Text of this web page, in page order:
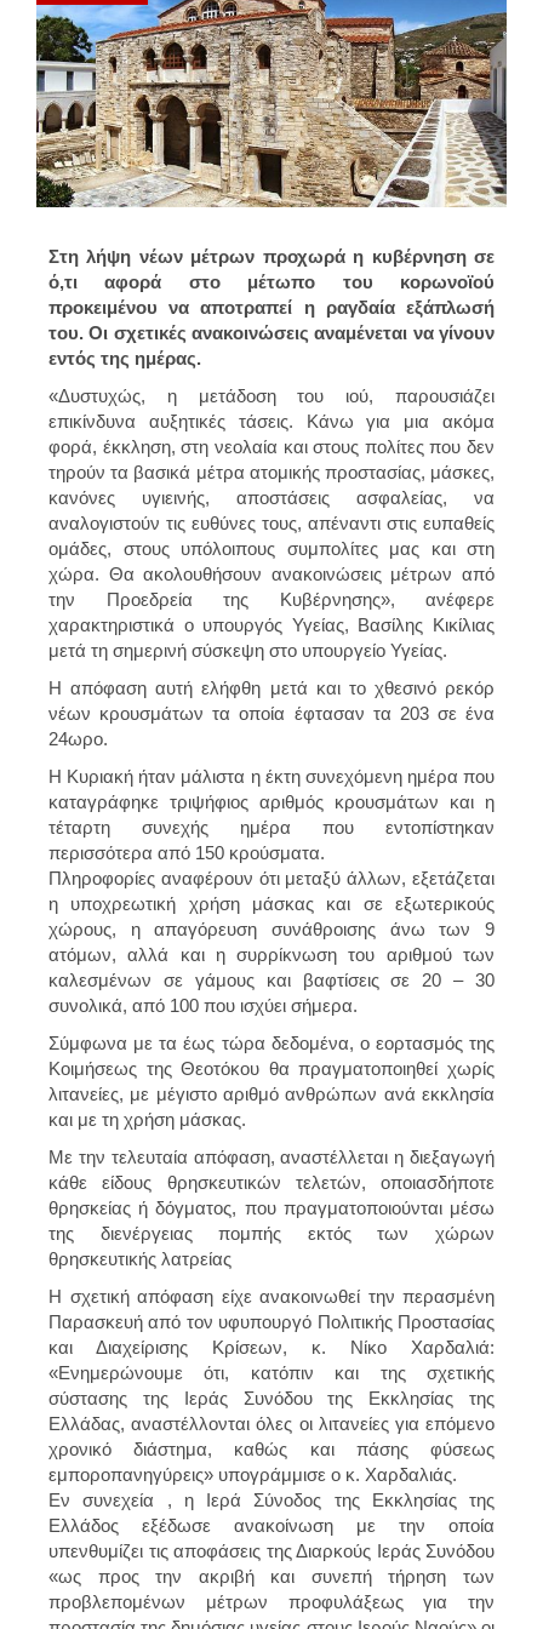
Στη λήψη νέων μέτρων προχωρά η κυβέρνηση σε
ό,τι αφορά στο μέτωπο του κορωνοϊού
προκειμένου να αποτραπεί η ραγδαία εξάπλωσή
του. Οι σχετικές ανακοινώσεις αναμένεται να γίνουν
εντός της ημέρας.
«Δυστυχώς, η μετάδοση του ιού, παρουσιάζει
επικίνδυνα αυξητικές τάσεις. Κάνω για μια ακόμα
φορά, έκκληση, στη νεολαία και στους πολίτες που δεν
τηρούν τα βασικά μέτρα ατομικής προστασίας, μάσκες,
κανόνες υγιεινής, αποστάσεις ασφαλείας, να
αναλογιστούν τις ευθύνες τους, απέναντι στις ευπαθείς
ομάδες, στους υπόλοιπους συμπολίτες μας και στη
χώρα. Θα ακολουθήσουν ανακοινώσεις μέτρων από
την Προεδρεία της Κυβέρνησης», ανέφερε
χαρακτηριστικά ο υπουργός Υγείας, Βασίλης Κικίλιας
μετά τη σημερινή σύσκεψη στο υπουργείο Υγείας.
Η απόφαση αυτή ελήφθη μετά και το χθεσινό ρεκόρ
νέων κρουσμάτων τα οποία έφτασαν τα 203 σε ένα
24ωρο.
Η Κυριακή ήταν μάλιστα η έκτη συνεχόμενη ημέρα που
καταγράφηκε τριψήφιος αριθμός κρουσμάτων και η
τέταρτη συνεχής ημέρα που εντοπίστηκαν
περισσότερα από 150 κρούσματα.
Πληροφορίες αναφέρουν ότι μεταξύ άλλων, εξετάζεται
η υποχρεωτική χρήση μάσκας και σε εξωτερικούς
χώρους, η απαγόρευση συνάθροισης άνω των 9
ατόμων, αλλά και η συρρίκνωση του αριθμού των
καλεσμένων σε γάμους και βαφτίσεις σε 20 – 30
συνολικά, από 100 που ισχύει σήμερα.
Σύμφωνα με τα έως τώρα δεδομένα, ο εορτασμός της
Κοιμήσεως της Θεοτόκου θα πραγματοποιηθεί χωρίς
λιτανείες, με μέγιστο αριθμό ανθρώπων ανά εκκλησία
και με τη χρήση μάσκας.
Με την τελευταία απόφαση, αναστέλλεται η διεξαγωγή
κάθε είδους θρησκευτικών τελετών, οποιασδήποτε
θρησκείας ή δόγματος, που πραγματοποιούνται μέσω
της διενέργειας πομπής εκτός των χώρων
θρησκευτικής λατρείας
Η σχετική απόφαση είχε ανακοινωθεί την περασμένη
Παρασκευή από τον υφυπουργό Πολιτικής Προστασίας
και Διαχείρισης Κρίσεων, κ. Νίκο Χαρδαλιά:
«Ενημερώνουμε ότι, κατόπιν και της σχετικής
σύστασης της Ιεράς Συνόδου της Εκκλησίας της
Ελλάδας, αναστέλλονται όλες οι λιτανείες για επόμενο
χρονικό διάστημα, καθώς και πάσης φύσεως
εμποροπανηγύρεις» υπογράμμισε ο κ. Χαρδαλιάς.
Εν συνεχεία , η Ιερά Σύνοδος της Εκκλησίας της
Ελλάδος εξέδωσε ανακοίνωση με την οποία
υπενθυμίζει τις αποφάσεις της Διαρκούς Ιεράς Συνόδου
«ως προς την ακριβή και συνεπή τήρηση των
προβλεπομένων μέτρων προφυλάξεως για την